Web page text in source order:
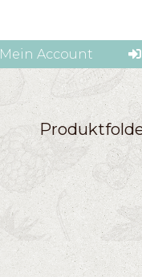
Mein Account